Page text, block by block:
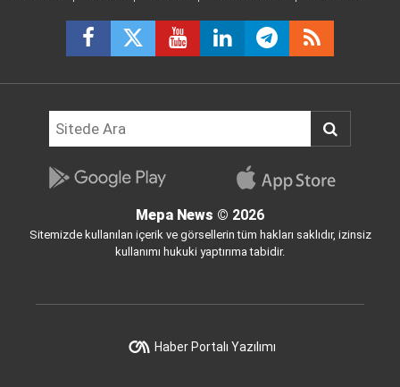
Mepa News © 2026
Sitemizde kullanılan içerik ve görsellerin tüm hakları saklıdır, izinsiz
kullanımı hukuki yaptırıma tabidir.
Haber Portalı Yazılımı